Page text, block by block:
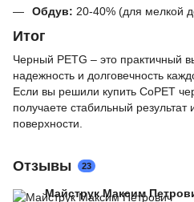
Обдув: 20-40% (для мелкой
Итог
Черный PETG – это практичный
надежность и долговечность
Если вы решили купить CoPET
получаете стабильный результат
поверхности.
Отзывы 23
Майструк Максим